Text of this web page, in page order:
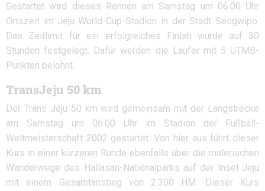
Gestartet wird dieses Rennen am Samstag um 06:00 Uhr
Ortszeit im Jeju-World-Cup-Stadion in der Stadt Seogwipo.
Das Zeitlimit für ein erfolgreiches Finish wurde auf 30
Stunden festgelegt. Dafür werden die Läufer mit 5 UTMB-
Punkten belohnt.
TransJeju 50 km
Der Trans Jeju 50 km wird gemeinsam mit der Langstrecke
am Samstag um 06:00 Uhr im Stadion der Fußball-
Weltmeisterschaft 2002 gestartet. Von hier aus führt dieser
Kurs in einer kürzeren Runde ebenfalls über die malerischen
Wanderwege des Hallasan-Nationalparks auf der Insel Jeju
mit einem Gesamtanstieg von 2.300 HM. Dieser Kurs